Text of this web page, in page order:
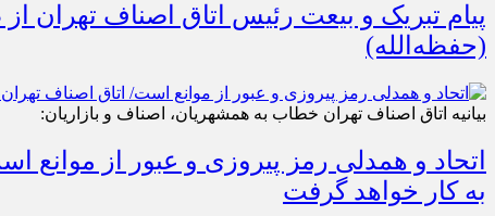
پیام تبریک و بیعت رئیس اتاق اصناف تهران
(حفظه‌الله)
بیانیه اتاق اصناف تهران خطاب به همشهریان، اصناف و بازاریان:
اتحاد و همدلی رمز پیروزی و عبور از
به کار خواهد گرفت